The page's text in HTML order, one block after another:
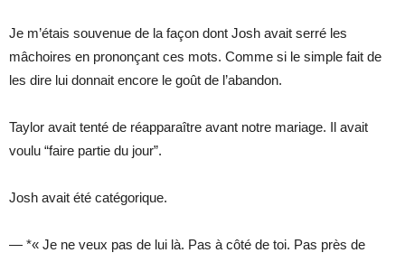
Je m’étais souvenue de la façon dont Josh avait serré les
mâchoires en prononçant ces mots. Comme si le simple fait de
les dire lui donnait encore le goût de l’abandon.
Taylor avait tenté de réapparaître avant notre mariage. Il avait
voulu “faire partie du jour”.
Josh avait été catégorique.
— *« Je ne veux pas de lui là. Pas à côté de toi. Pas près de